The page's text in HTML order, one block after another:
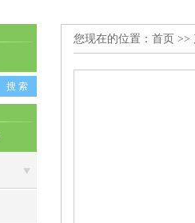
您现在的位置： 首页 >>